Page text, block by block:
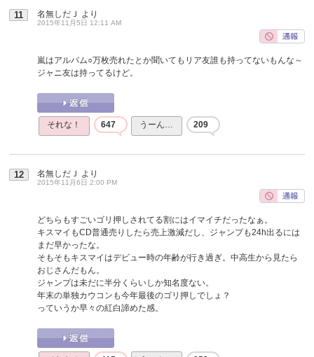
11 名無しだＪ より
2015年11月5日 12:11 AM
嵐はアルバム○万枚売れたとか聞いてもリア友誰も持ってないもんな～
ジャニ友は持ってるけど。
それな！ 647 うーん… 209
12 名無しだＪ より
2015年11月6日 2:00 PM
どちらもすごいゴリ押しされてる割にはイマイチだったなぁ。
キスマイもCD普通売りしたら売上激減だし、ジャンプも24h出るには
まだ早かったな。
そもそもキスマイはデビュー時の年齢が行き過ぎ。中高生から見たら
おじさんだもん。
ジャンプは未だに半分くらいしか知名度ない。
年末の単独カウコンも今年最後のゴリ押しでしょ？
っていうか早々の紅白諦めた感。